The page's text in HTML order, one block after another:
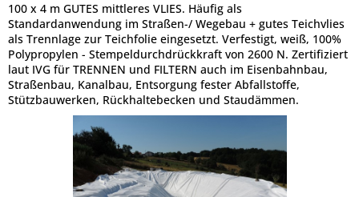
100 x 4 m GUTES mittleres VLIES. Häufig als
Standardanwendung im Straßen-/ Wegebau + gutes Teichvlies
als Trennlage zur Teichfolie eingesetzt. Verfestigt, weiß, 100%
Polypropylen - Stempeldurchdrückkraft von 2600 N. Zertifiziert
laut IVG für TRENNEN und FILTERN auch im Eisenbahnbau,
Straßenbau, Kanalbau, Entsorgung fester Abfallstoffe,
Stützbauwerken, Rückhaltebecken und Staudämmen.